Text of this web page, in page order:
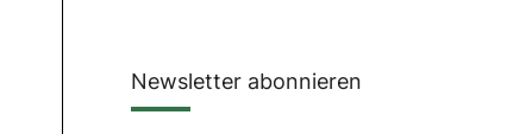
Newsletter abonnieren